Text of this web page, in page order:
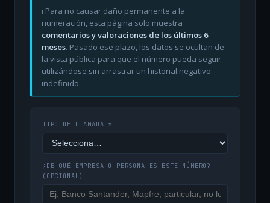
ℹ️ Para no causar daño permanente a la
numeración, esta página solo muestra
comentarios y valoraciones de los últimos 6
meses. Pasado ese plazo, los datos se ocultan de
la vista pública para que el número pueda seguir
utilizándose sin arrastrar un historial negativo
indefinido.
TIPO DE LLAMADA *
¿DE QUÉ EMPRESA O PERSONA ES ESTE NÚMERO?
(OPCIONAL)